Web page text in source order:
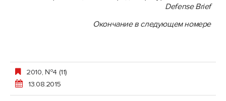
Defense Brief
Окончание в следующем номере
2010, №4 (11)
13.08.2015